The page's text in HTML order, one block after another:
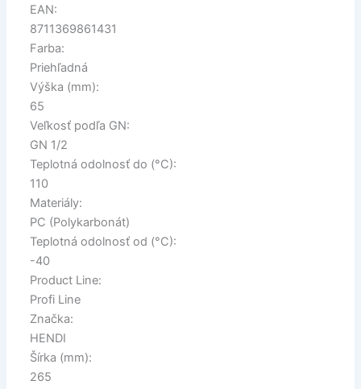
EAN:
8711369861431
Farba:
Priehľadná
Výška (mm):
65
Veľkosť podľa GN:
GN 1/2
Teplotná odolnosť do (°C):
110
Materiály:
PC (Polykarbonát)
Teplotná odolnosť od (°C):
-40
Product Line:
Profi Line
Značka:
HENDI
Šírka (mm):
265